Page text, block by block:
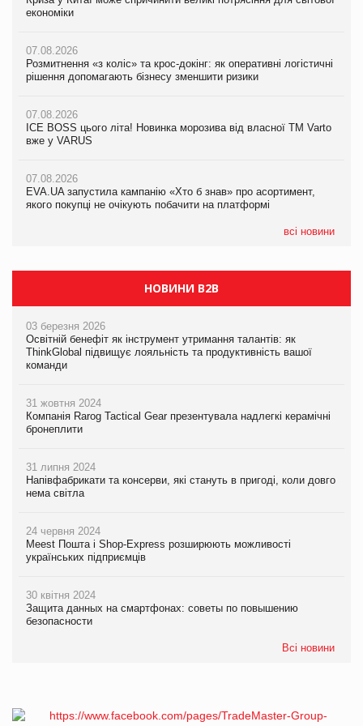
економіки
07.08.2026
Розмитнення «з коліс» та крос-докінг: як оперативні логістичні
рішення допомагають бізнесу зменшити ризики
07.08.2026
ICE BOSS цього літа! Новинка морозива від власної ТМ Varto
вже у VARUS
07.08.2026
EVA.UA запустила кампанію «Хто б знав» про асортимент,
якого покупці не очікують побачити на платформі
всі новини
ICE BOSS цього літа! Новинка морозива від власної ТМ Varto
07.08.2026
EVA.UA запустила кампанію «Хто б знав» про асортимент,
06.08.2026
Смачна новинка для хвостатих: у VARUS з’явилися паучі
05.08.2026
Мережа супермаркетів VARUS купує мережу магазинів
економіки
07.08.2026
Kraft Heinz скоротила збиток у першому півріччі
Продажі Hugo Boss впали на 9%
НОВИНИ B2B
03 березня 2026
Освітній бенефіт як інструмент утримання талантів: як
ThinkGlobal підвищує лояльність та продуктивність вашої
команди
31 жовтня 2024
Компанія Rarog Tactical Gear презентувала надлегкі керамічні
бронеплити
31 липня 2024
Напівфабрикати та консерви, які стануть в пригоді, коли довго
нема світла
24 червня 2024
Meest Пошта і Shop-Express розширюють можливості
українських підприємців
30 квітня 2024
Защита данных на смартфонах: советы по повышению
безопасности
Всі новини